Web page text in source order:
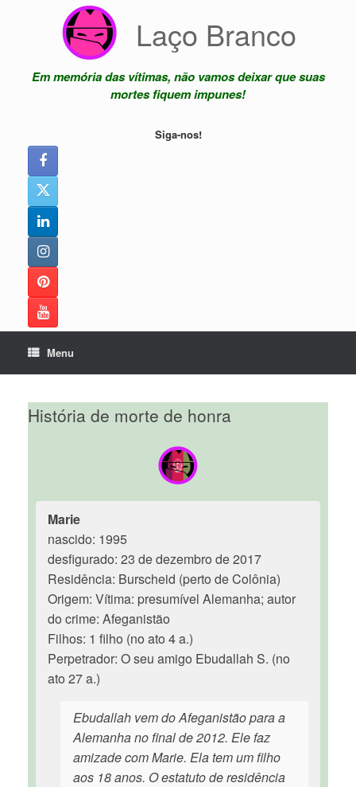
Laço Branco
Em memória das vítimas, não vamos deixar que suas
mortes fiquem impunes!
Siga-nos!
Menu
História de morte de honra
Marie
nascido: 1995
desfigurado: 23 de dezembro de 2017
Residência: Burscheid (perto de Colônia)
Origem: Vítima: presumível Alemanha; autor
do crime: Afeganistão
Filhos: 1 filho (no ato 4 a.)
Perpetrador: O seu amigo Ebudallah S. (no
ato 27 a.)
Ebudallah vem do Afeganistão para a
Alemanha no final de 2012. Ele faz
amizade com Marie. Ela tem um filho
aos 18 anos. O estatuto de residência